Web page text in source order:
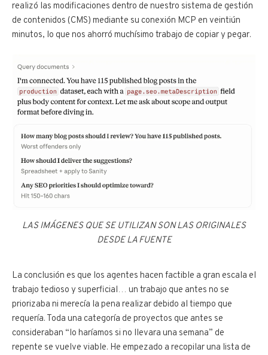
realizó las modificaciones dentro de nuestro sistema de gestión
de contenidos (CMS) mediante su conexión MCP en veintiún
minutos, lo que nos ahorró muchísimo trabajo de copiar y pegar.
LAS IMÁGENES QUE SE UTILIZAN SON LAS ORIGINALES
DESDE LA FUENTE
La conclusión es que los agentes hacen factible a gran escala el
trabajo tedioso y superficial… un trabajo que antes no se
priorizaba ni merecía la pena realizar debido al tiempo que
requería. Toda una categoría de proyectos que antes se
consideraban “lo haríamos si no llevara una semana” de
repente se vuelve viable. He empezado a recopilar una lista de